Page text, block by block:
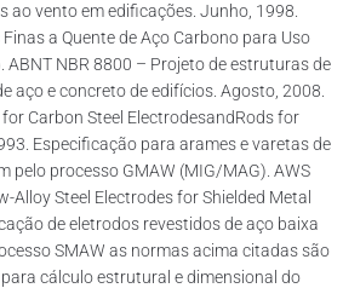
ao vento em edificações. Junho, 1998.
a Quente de Aço Carbono para Uso
ABNT NBR 8800 – Projeto de estruturas de
aço e concreto de edifícios. Agosto, 2008.
Carbon Steel ElectrodesandRods for
Especificação para arames e varetas de
pelo processo GMAW (MIG/MAG). AWS
Alloy Steel Electrodes for Shielded Metal
de eletrodos revestidos de aço baixa
SMAW as normas acima citadas são
cálculo estrutural e dimensional do